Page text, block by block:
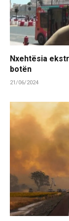
Nxehtësia
botën
21/06/2024